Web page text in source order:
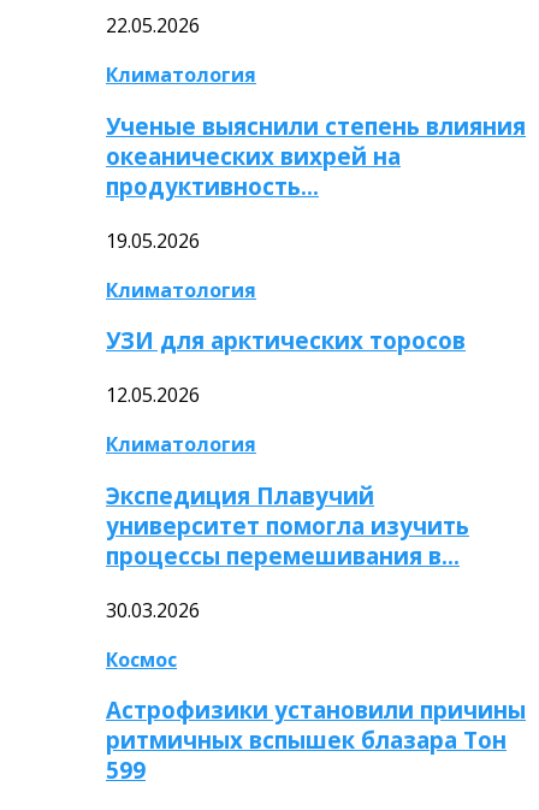
22.05.2026
Климатология
Ученые выяснили степень влияния
океанических вихрей на
продуктивность…
19.05.2026
Климатология
УЗИ для арктических торосов
12.05.2026
Климатология
Экспедиция Плавучий
университет помогла изучить
процессы перемешивания в…
30.03.2026
Космос
Астрофизики установили причины
ритмичных вспышек блазара Тон
599